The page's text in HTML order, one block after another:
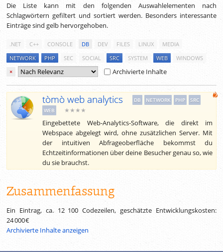
Die Liste kann mit den folgenden Auswahlelementen nach
Schlagwörtern gefiltert und sortiert werden. Besonders interessante
Einträge sind gelb hervorgehoben.
.NET C++ CONSOLE DB DEV FILES LINUX
MEDIA
NETWORK
PHP SEC SOCIAL SRC SYSTEM WEB
WINDOWS
×
Archivierte Inhalte
tòmò web analytics DB NETWORK PHP
SRC
WEB
★★★★
Eingebettete Web-Analytics-Software, die direkt im
Webspace abgelegt wird, ohne zusätzlichen Server. Mit
der intuitiven Abfrageoberfläche bekommst du
Echtzeitinformationen über deine Besucher genau so, wie
du sie brauchst.
Zusammenfassung
Ein Eintrag, ca. 12 100 Codezeilen, geschätzte Entwicklungskosten:
24 000 €
Archivierte Inhalte anzeigen